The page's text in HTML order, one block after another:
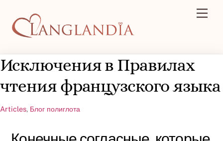
content
Исключения в Правилах
чтения французского языка
Articles, Блог полиглота